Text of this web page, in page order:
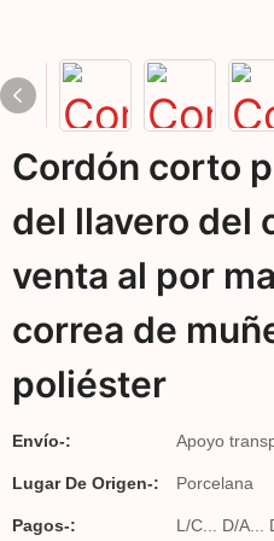
Cordón corto
del llavero del
venta al por
correa de
poliéster
Envío-: Apoyo
Lugar De Origen-: Porcelana
Pagos-:
L/C... D/A...